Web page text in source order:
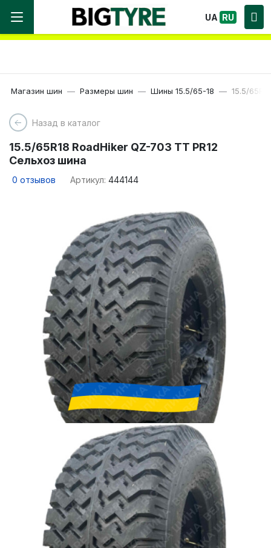
Мы работаем! Большой выбор Шин, быстрая
доставка по Украине!
UA RU
Магазин шин Размеры шин Шины 15.5/65-18 15.5/
Назад в каталог
15.5/65R18 RoadHiker QZ-703 TT PR12
Сельхоз шина
0 отзывов Артикул: 444144